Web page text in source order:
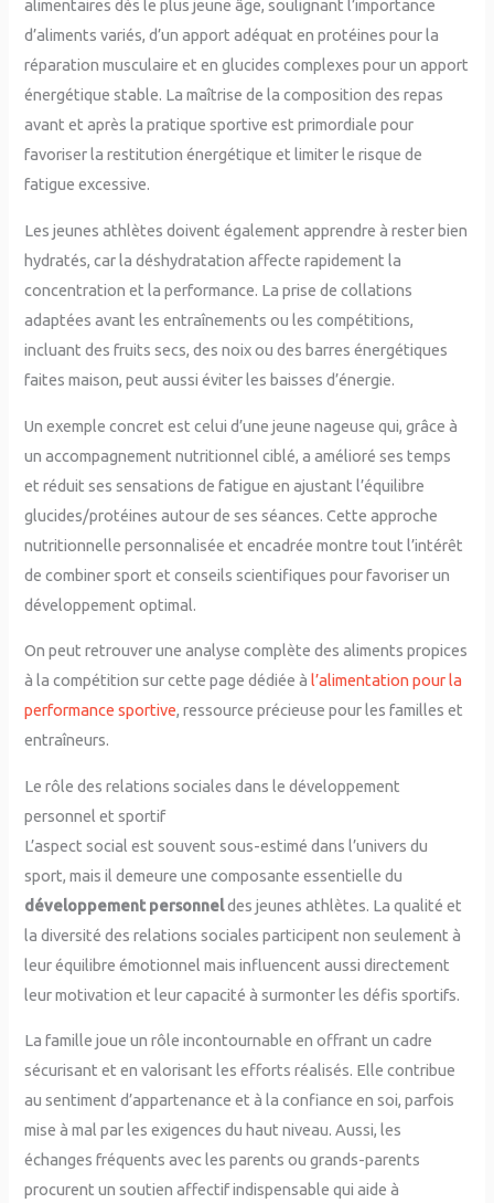
alimentaires dès le plus jeune âge, soulignant l’importance
d’aliments variés, d’un apport adéquat en protéines pour la
réparation musculaire et en glucides complexes pour un apport
énergétique stable. La maîtrise de la composition des repas
avant et après la pratique sportive est primordiale pour
favoriser la restitution énergétique et limiter le risque de
fatigue excessive.
Les jeunes athlètes doivent également apprendre à rester bien
hydratés, car la déshydratation affecte rapidement la
concentration et la performance. La prise de collations
adaptées avant les entraînements ou les compétitions,
incluant des fruits secs, des noix ou des barres énergétiques
faites maison, peut aussi éviter les baisses d’énergie.
Un exemple concret est celui d’une jeune nageuse qui, grâce à
un accompagnement nutritionnel ciblé, a amélioré ses temps
et réduit ses sensations de fatigue en ajustant l’équilibre
glucides/protéines autour de ses séances. Cette approche
nutritionnelle personnalisée et encadrée montre tout l’intérêt
de combiner sport et conseils scientifiques pour favoriser un
développement optimal.
On peut retrouver une analyse complète des aliments propices
à la compétition sur cette page dédiée àl’alimentation pour la
performance sportive, ressource précieuse pour les familles et
entraîneurs.
Le rôle des relations sociales dans le développement
personnel et sportif
L’aspect social est souvent sous-estimé dans l’univers du
sport, mais il demeure une composante essentielle du
développement personneldes jeunes athlètes. La qualité et
la diversité des relations sociales participent non seulement à
leur équilibre émotionnel mais influencent aussi directement
leur motivation et leur capacité à surmonter les défis sportifs.
La famille joue un rôle incontournable en offrant un cadre
sécurisant et en valorisant les efforts réalisés. Elle contribue
au sentiment d’appartenance et à la confiance en soi, parfois
mise à mal par les exigences du haut niveau. Aussi, les
échanges fréquents avec les parents ou grands-parents
procurent un soutien affectif indispensable qui aide à